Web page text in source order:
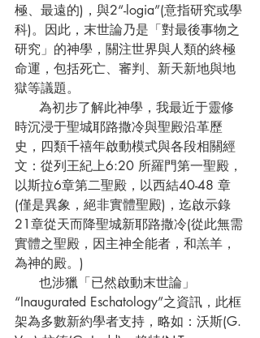
極、最遠的)，與2“-logia”(意指研究或學
科)。因此，末世論乃是「對最後事物之
研究」的神學，關注世界與人類的終極
命運，包括死亡、審判、新天新地與地
獄等議題。
時沉浸于聖城耶路撒冷與聖殿沿革歷
史，四類千禧年啟動模式與各段相關經
文：從列王紀上6:20 所羅門第一聖殿，
以斯拉6章第二聖殿，以西結40-48 章
(僅是異象，絕非實體聖殿)，迄啟示錄
21章從天而降聖城新耶路撒冷(從此無需
實體之聖殿，因主神全能者，和羔羊，
為神的殿。)
“Inaugurated Eschatology”之資訊，此框
架為多數新約學者支持，略如：沃斯(G.